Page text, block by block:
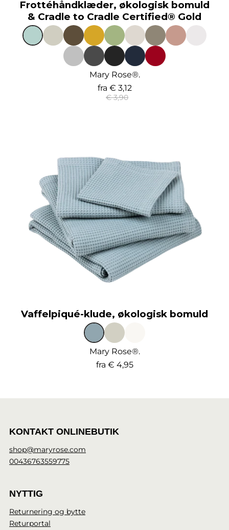
Frottéhåndklæder, økologisk bomuld
& Cradle to Cradle Certified® Gold
Mary Rose®.
fra € 3,12
€ 3,90
Vaffelpiqué-klude, økologisk bomuld
Mary Rose®.
fra € 4,95
KONTAKT ONLINEBUTIK
shop@maryrose.com
00436763559775
NYTTIG
Returnering og bytte
Returportal